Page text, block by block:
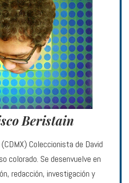
Beristain
Coleccionista de David
colorado. Se desenvuelve en
redacción, investigación y